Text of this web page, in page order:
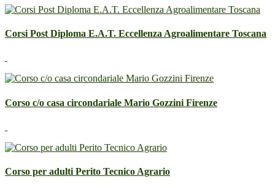
Corsi Post Diploma E.A.T. Eccellenza Agroalimentare Toscana
Corso c/o casa circondariale Mario Gozzini Firenze
Corso per adulti Perito Tecnico Agrario